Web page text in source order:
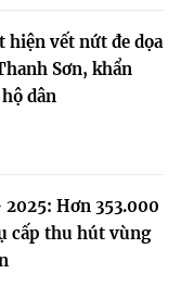
hiện vết nứt đe dọa
Sơn, khẩn
dân
Hơn 353.000
cấp thu hút vùng